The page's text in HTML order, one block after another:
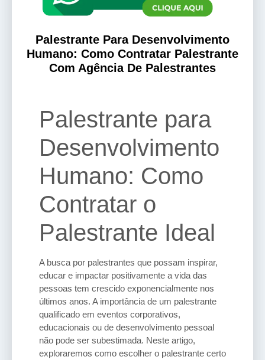
Palestrante Para Desenvolvimento
Humano: Como Contratar Palestrante
Com Agência De Palestrantes
Palestrante para
Desenvolvimento
Humano: Como
Contratar o
Palestrante Ideal
A busca por palestrantes que possam inspirar,
educar e impactar positivamente a vida das
pessoas tem crescido exponencialmente nos
últimos anos. A importância de um palestrante
qualificado em eventos corporativos,
educacionais ou de desenvolvimento pessoal
não pode ser subestimada. Neste artigo,
exploraremos como escolher o palestrante certo